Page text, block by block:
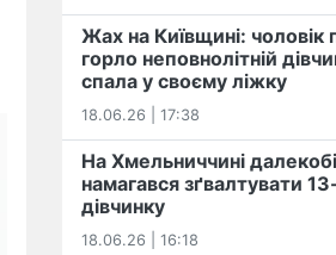
Жах на Київщині: чоловік
горло неповнолітній
спала у своєму ліжку
18.06.26 | 17:38
На Хмельниччині
намагався зґвалтувати
дівчинку
18.06.26 | 16:18